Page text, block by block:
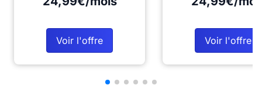
Voir l'offre Voir l'offre